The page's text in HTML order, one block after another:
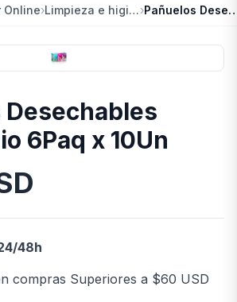
Online› Limpieza e higiene› Pañuelos Desechables
Desechables
6Paq x 10Un
48h
compras Superiores a $60 USD